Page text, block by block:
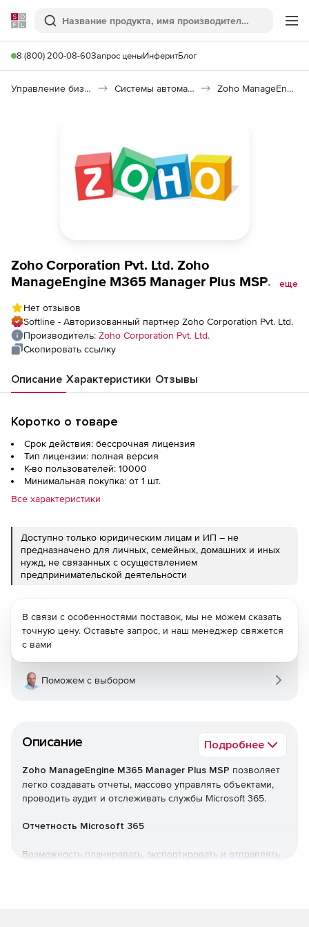
Softline
Поиск
8 (800) 200-08-60Запрос ценыИнферитБлог
Управление бизнесом, CRM/ERP Системы автоматизации Zoho ManageEngine M365 Manager Plus MSP
Zoho Corporation Pvt. Ltd. Zoho
ManageEngine M365 Manager Plus MSP
Installation), fee for 10000 Users/Mailboxes
with 1 Help Desk Technician
еще
Нет отзывов
Softline - Авторизованный партнер Zoho Corporation Pvt. Ltd.
Производитель: Zoho Corporation Pvt. Ltd.
Скопировать ссылку
Описание Характеристики Отзывы
Коротко о товаре
Срок действия: бессрочная лицензия
Тип лицензии: полная версия
К-во пользователей: 10000
Минимальная покупка: от 1 шт.
Все характеристики
Доступно только юридическим лицам и ИП – не
предназначено для личных, семейных, домашних и иных
нужд, не связанных с осуществлением
предпринимательской деятельности
Описание Подробнее
Zoho ManageEngine M365 Manager Plus MSP позволяет
легко создавать отчеты, массово управлять объектами,
проводить аудит и отслеживать службы Microsoft 365.
Отчетность Microsoft 365
Возможность планировать, экспортировать и отправлять
В связи с особенностями поставок, мы не можем сказать
точную цену. Оставьте запрос, и наш менеджер свяжется
с вами
Поможем с выбором